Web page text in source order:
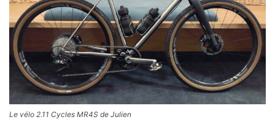
Le vélo 2.11 Cycles MR4S de Julien